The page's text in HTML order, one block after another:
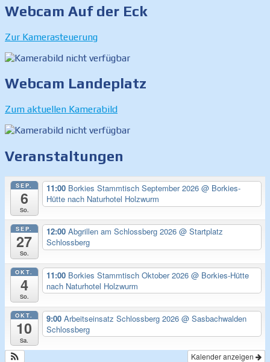
Webcam Auf der Eck
Zur Kamerasteuerung
Webcam Landeplatz
Zum aktuellen Kamerabild
Veranstaltungen
SEP.
6
So.
11:00 Borkies Stammtisch September 2026 @ Borkies-
Hütte nach Naturhotel Holzwurm
SEP.
27
So.
12:00 Abgrillen am Schlossberg 2026 @ Startplatz
Schlossberg
OKT.
4
So.
11:00 Borkies Stammtisch Oktober 2026 @ Borkies-Hütte
nach Naturhotel Holzwurm
OKT.
10
Sa.
9:00 Arbeitseinsatz Schlossberg 2026 @ Sasbachwalden
Schlossberg
Kalender anzeigen